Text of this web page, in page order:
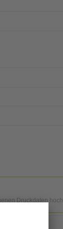
Druckdaten hoch.